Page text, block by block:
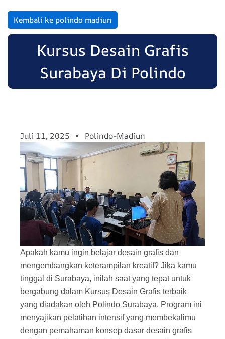
Kembali ke polindo madiun
Kursus Desain Grafis
Surabaya Di Polindo
Juli 11, 2025 Polindo-Madiun
Apakah kamu ingin belajar desain grafis dan
mengembangkan keterampilan kreatif? Jika kamu
tinggal di Surabaya, inilah saat yang tepat untuk
bergabung dalam Kursus Desain Grafis terbaik
yang diadakan oleh Polindo Surabaya. Program ini
menyajikan pelatihan intensif yang membekalimu
dengan pemahaman konsep dasar desain grafis